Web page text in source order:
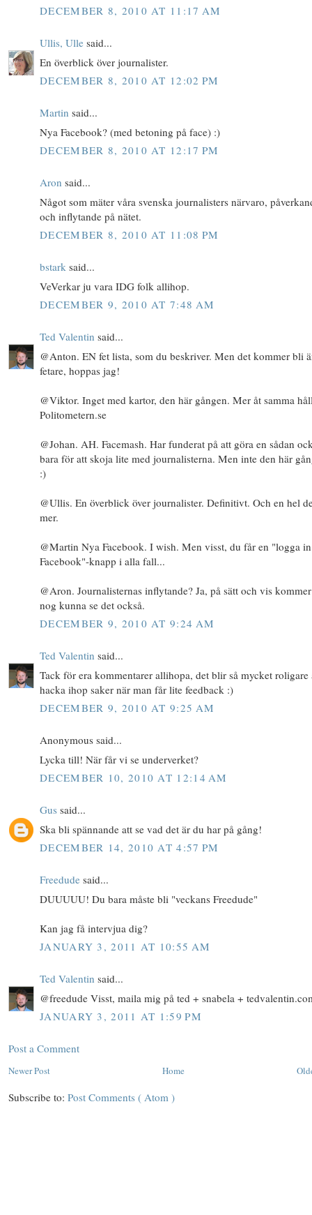
DECEMBER 8, 2010 AT 11:17 AM
Ullis, Ulle said...
En överblick över journalister.
DECEMBER 8, 2010 AT 12:02 PM
Martin said...
Nya Facebook? (med betoning på face) :)
DECEMBER 8, 2010 AT 12:17 PM
Aron said...
Något som mäter våra svenska journalisters närvaro,
och inflytande på nätet.
DECEMBER 8, 2010 AT 11:08 PM
bstark said...
VeVerkar ju vara IDG folk allihop.
DECEMBER 9, 2010 AT 7:48 AM
Ted Valentin said...
@Anton. EN fet lista, som du beskriver. Men det kommer bli
fetare, hoppas jag!
@Viktor. Inget med kartor, den här gången. Mer åt samma
Politometern.se
@Johan. AH. Facemash. Har funderat på att göra en sådan
bara för att skoja lite med journalisterna. Men inte den här
:)
@Ullis. En överblick över journalister. Definitivt. Och en hel
mer.
@Martin Nya Facebook. I wish. Men visst, du får en "logga
Facebook"-knapp i alla fall...
@Aron. Journalisternas inflytande? Ja, på sätt och vis
nog kunna se det också.
DECEMBER 9, 2010 AT 9:24 AM
Ted Valentin said...
Tack för era kommentarer allihopa, det blir så mycket roligare
hacka ihop saker när man får lite feedback :)
DECEMBER 9, 2010 AT 9:25 AM
Anonymous said...
Lycka till! När får vi se underverket?
DECEMBER 10, 2010 AT 12:14 AM
Gus said...
Ska bli spännande att se vad det är du har på gång!
DECEMBER 14, 2010 AT 4:57 PM
Freedude said...
DUUUUU! Du bara måste bli "veckans Freedude"
Kan jag få intervjua dig?
JANUARY 3, 2011 AT 10:55 AM
Ted Valentin said...
@freedude Visst, maila mig på ted + snabela +
JANUARY 3, 2011 AT 1:59 PM
Post a Comment
Newer Post Home
Subscribe to: Post Comments ( Atom )